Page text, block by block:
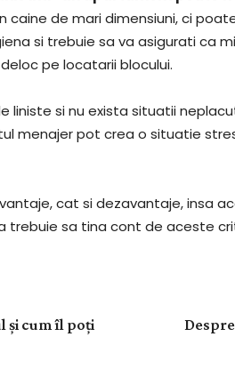
de mari dimensiuni, ci
si trebuie sa va asigurati ca
pe locatarii blocului.
liniste si nu exista situatii
menajer pot crea o situatie
cat si dezavantaje, insa
sa tina cont de aceste
și cum îl poți